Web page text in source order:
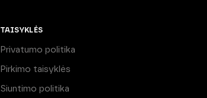
TAISYKLĖS
Privatumo politika
Pirkimo taisyklės
Siuntimo politika